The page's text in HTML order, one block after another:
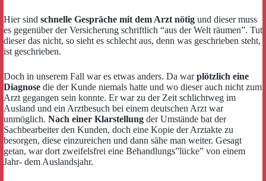
Hier sind schnelle Gespräche mit dem Arzt nötig und dieser muss
es gegenüber der Versicherung schriftlich “aus der Welt räumen”. Tut
dieser das nicht, so sieht es schlecht aus, denn was geschrieben steht,
ist geschrieben.
Doch in unserem Fall war es etwas anders. Da warplötzlich eine
Diagnose die der Kunde niemals hatte und wo dieser auch nicht zum
Arzt gegangen sein konnte. Er war zu der Zeit schlichtweg im
Ausland und ein Arztbesuch bei einem deutschen Arzt war
unmöglich. Nach einer Klarstellung der Umstände bat der
Sachbearbeiter den Kunden, doch eine Kopie der Arztakte zu
besorgen, diese einzureichen und dann sähe man weiter. Gesagt
getan, war dort zweifelsfrei eine Behandlungs”lücke” von einem
Jahr- dem Auslandsjahr.